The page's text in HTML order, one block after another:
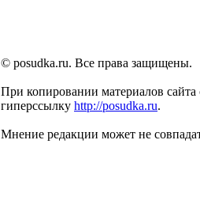
© posudka.ru. Все права защищены.
При копировании материалов сайта
гиперссылку http://posudka.ru.
Мнение редакции может не